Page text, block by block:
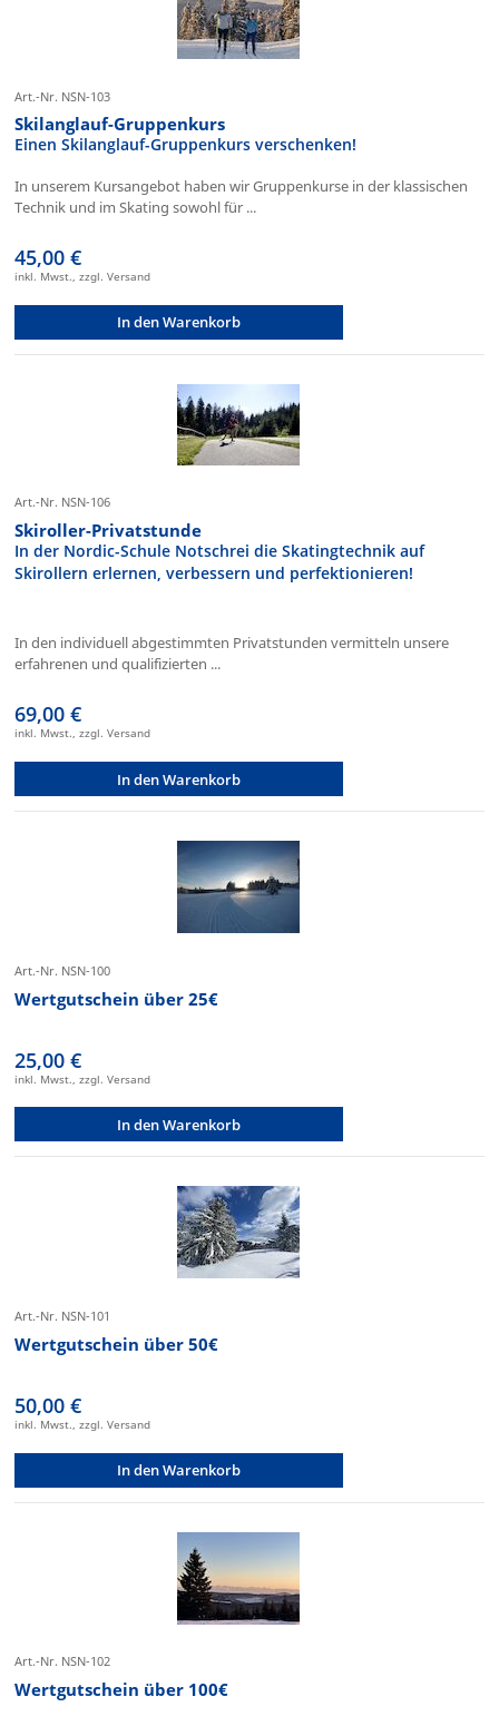
Art.-Nr. NSN-103
Skilanglauf-Gruppenkurs
Einen Skilanglauf-Gruppenkurs verschenken!
In unserem Kursangebot haben wir Gruppenkurse in der klassischen
Technik und im Skating sowohl für ...
45,00 €
inkl. Mwst., zzgl. Versand
In den Warenkorb
Art.-Nr. NSN-106
Skiroller-Privatstunde
In der Nordic-Schule Notschrei die Skatingtechnik auf
Skirollern erlernen, verbessern und perfektionieren!
In den individuell abgestimmten Privatstunden vermitteln unsere
erfahrenen und qualifizierten ...
69,00 €
inkl. Mwst., zzgl. Versand
In den Warenkorb
Art.-Nr. NSN-100
Wertgutschein über 25€
25,00 €
inkl. Mwst., zzgl. Versand
In den Warenkorb
Art.-Nr. NSN-101
Wertgutschein über 50€
50,00 €
inkl. Mwst., zzgl. Versand
In den Warenkorb
Art.-Nr. NSN-102
Wertgutschein über 100€